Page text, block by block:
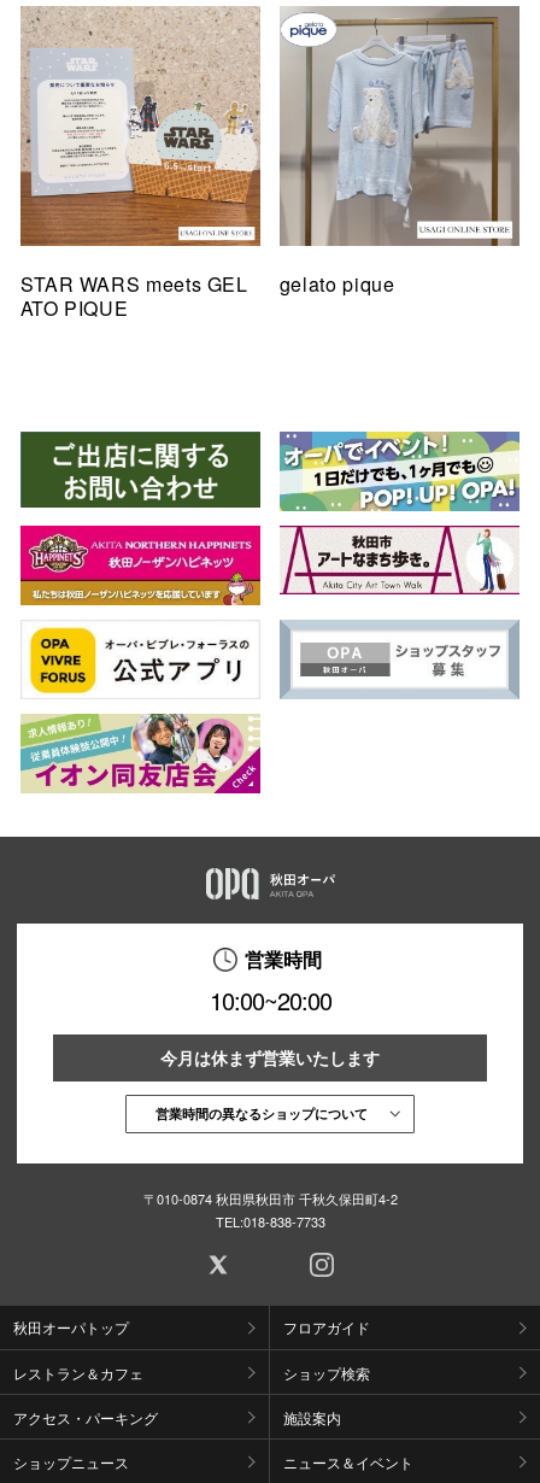
STAR WARS meets GEL
ATO PIQUE
gelato pique
営業時間
10:00~20:00
今月は休まず営業いたします
営業時間の異なるショップについて
〒010-0874 秋田県秋田市 千秋久保田町4-2
TEL:018-838-7733
秋田オーパトップ フロアガイド
レストラン＆カフェ ショップ検索
アクセス・パーキング 施設案内
ショップニュース ニュース＆イベント